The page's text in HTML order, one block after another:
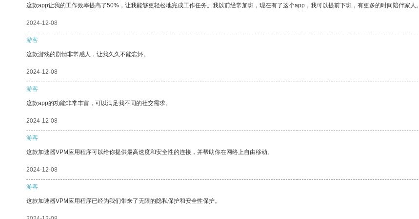
这款app让我的工作效率提高了50%，让我能够更轻松地完成工作任务。我以前经常加班，现在有了这个app，我可以提前下班，有更多的时间陪伴家人。
2024-12-08
游客
这款游戏的剧情非常感人，让我久久不能忘怀。
2024-12-08
游客
这款app的功能非常丰富，可以满足我不同的社交需求。
2024-12-08
游客
这款加速器VPM应用程序可以给你提供最高速度和安全性的连接，并帮助你在网络上自由移动。
2024-12-08
游客
这款加速器VPM应用程序已经为我们带来了无限的隐私保护和安全性保护。